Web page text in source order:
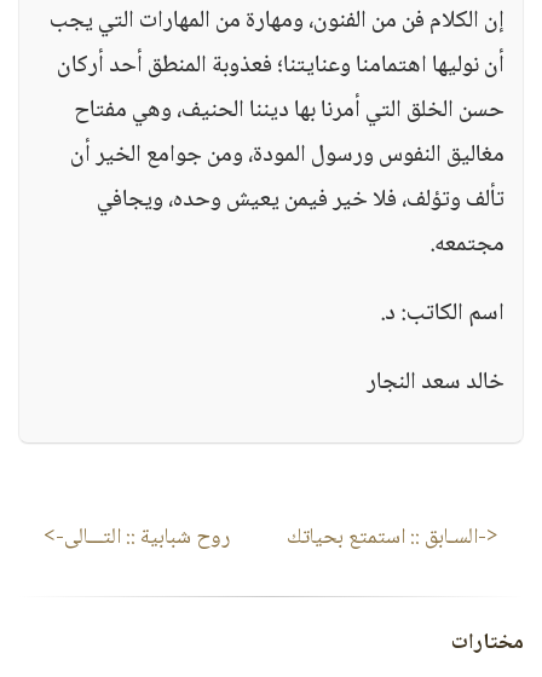
إن الكلام فن من الفنون، ومهارة من المهارات التي يجب
أن نوليها اهتمامنا وعنايتنا؛ فعذوبة المنطق أحد أركان
حسن الخلق التي أمرنا بها ديننا الحنيف، وهي مفتاح
مغاليق النفوس ورسول المودة، ومن جوامع الخير أن
تألف وتؤلف، فلا خير فيمن يعيش وحده، ويجافي
مجتمعه.
اسم الكاتب: د.
خالد سعد النجار
<-السـابق ::استمتع بحياتك روح شبابية :: التـــالى->
مختارات